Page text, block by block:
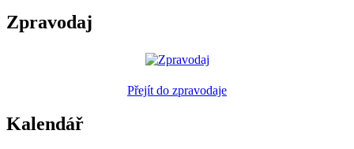
Zpravodaj
Přejít do zpravodaje
Kalendář